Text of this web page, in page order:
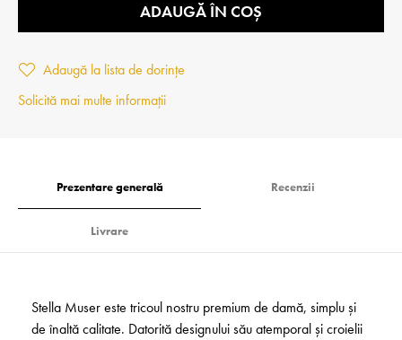
ADAUGĂ ÎN COȘ
Adaugă la lista de dorințe
Solicită mai multe informații
Prezentare generală Recenzii
Livrare
Stella Muser este tricoul nostru premium de damă, simplu și
de înaltă calitate. Datorită designului său atemporal și croielii